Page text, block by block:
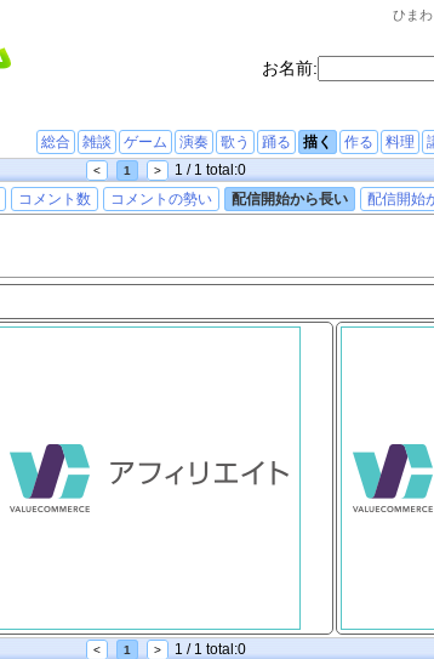
ひま
お名前:
総合 雑談 ゲーム 演奏 歌う 踊る 描く 作る 料理
< 1 >
1 / 1 total:0
コメント数 コメントの勢い 配信開始から長い 配信開始
< 1 > 1 / 1 total:0